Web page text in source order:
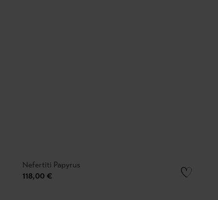
Nefertiti Papyrus
118,00 €